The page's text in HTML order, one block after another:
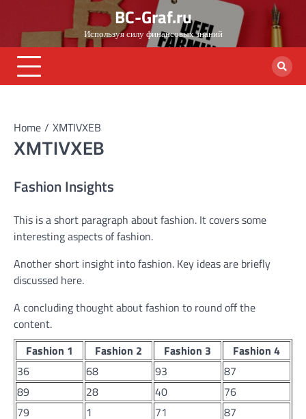
content
BC-Graf.ru
Используя силу финансовых знаний
Home XMTIVXEB
XMTIVXEB
Fashion Insights
This is a short paragraph about fashion. It covers some
interesting aspects of fashion.
Another short insight into fashion. Key ideas are briefly
discussed here.
A concluding thought about fashion to round off the
content.
Fashion 1
Fashion 2 Fashion 3
Fashion 4
36
68 93
87
89
28 40
76
79
1 71 87